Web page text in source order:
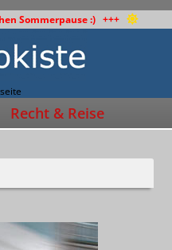
Sommerpause :) +++
Recht & Reise